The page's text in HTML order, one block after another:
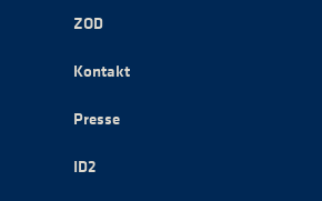
ZOD
Kontakt
Presse
ID2